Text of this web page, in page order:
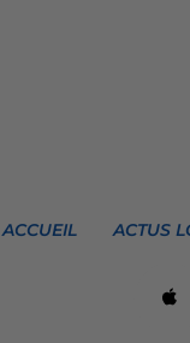
ACCUEIL ACTUS